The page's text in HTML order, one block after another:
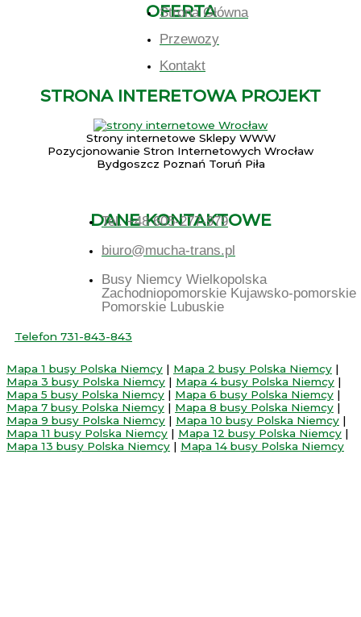
OFERTA
Strona Główna
Przewozy
Kontakt
STRONA INTERETOWA PROJEKT
Strony internetowe Sklepy WWW
Pozycjonowanie Stron Internetowych Wrocław
Bydgoszcz Poznań Toruń Piła
DANE KONTAKTOWE
Tel. +48 605-277-979
biuro@mucha-trans.pl
Busy Niemcy Wielkopolska
Zachodniopomorskie Kujawsko-pomorskie
Pomorskie Lubuskie
Telefon 731-843-843
Mapa 1 busy Polska Niemcy | Mapa 2 busy Polska Niemcy |
Mapa 3 busy Polska Niemcy | Mapa 4 busy Polska Niemcy |
Mapa 5 busy Polska Niemcy | Mapa 6 busy Polska Niemcy |
Mapa 7 busy Polska Niemcy | Mapa 8 busy Polska Niemcy |
Mapa 9 busy Polska Niemcy | Mapa 10 busy Polska Niemcy |
Mapa 11 busy Polska Niemcy | Mapa 12 busy Polska Niemcy |
Mapa 13 busy Polska Niemcy | Mapa 14 busy Polska Niemcy